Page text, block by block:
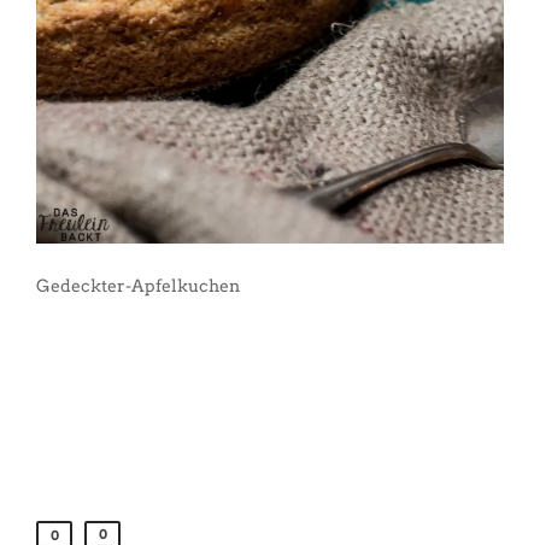
Gedeckter-Apfelkuchen
0 0